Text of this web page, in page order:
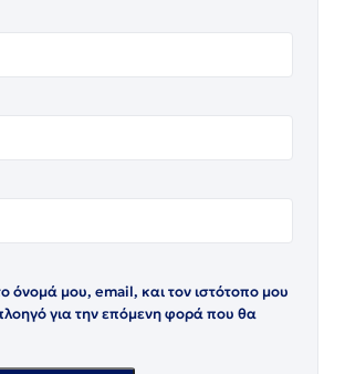
όνομά μου, email, και τον ιστότοπο μου
για την επόμενη φορά που θα